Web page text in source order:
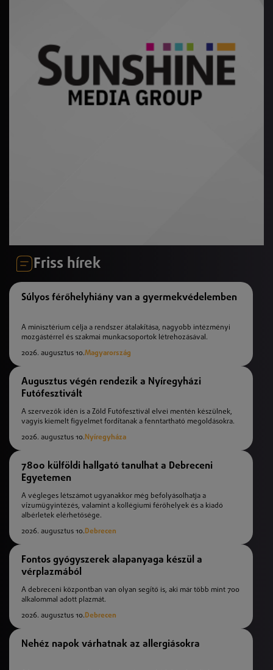
Friss hírek
Súlyos férőhelyhiány van a gyermekvédelemben
A minisztérium célja a rendszer átalakítása, nagyobb intézményi
mozgástérrel és szakmai munkacsoportok létrehozásával.
2026. augusztus 10.Magyarország
Augusztus végén rendezik a Nyíregyházi
Futófesztivált
A szervezők idén is a Zöld Futófesztivál elvei mentén készülnek,
vagyis kiemelt figyelmet fordítanak a fenntartható megoldásokra.
2026. augusztus 10. Nyíregyháza
7800 külföldi hallgató tanulhat a Debreceni
Egyetemen
A végleges létszámot ugyanakkor még befolyásolhatja a
vízumügyintézés, valamint a kollégiumi férőhelyek és a kiadó
albérletek elérhetősége.
2026. augusztus 10.Debrecen
Fontos gyógyszerek alapanyaga készül a
vérplazmából
A debreceni központban van olyan segítő is, aki már több mint 700
alkalommal adott plazmát.
2026. augusztus 10.Debrecen
Nehéz napok várhatnak az allergiásokra